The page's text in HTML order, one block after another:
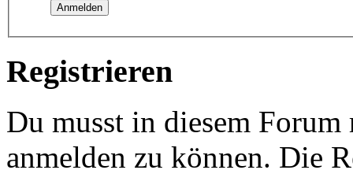
Registrieren
Du musst in diesem
anmelden zu können. Die